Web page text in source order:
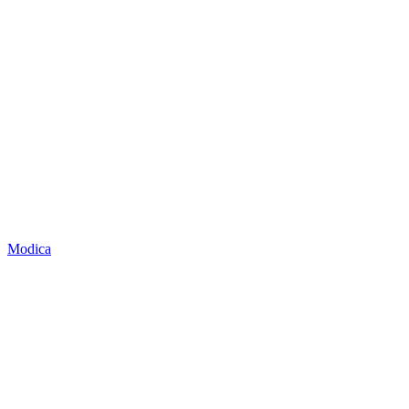
Modica